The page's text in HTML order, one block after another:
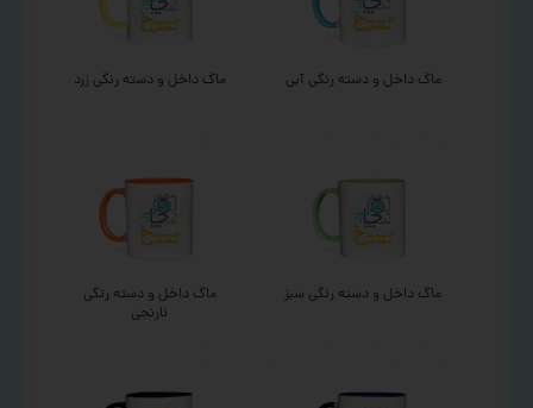
ماگ داخل و دسته رنگی آبی ماگ داخل و دسته رنگی زرد
ماگ داخل و دسته رنگی سبز
ماگ داخل و دسته رنگی
نارنجی